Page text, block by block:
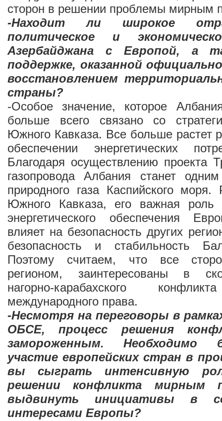
сторон в решении проблемы мирным
-Находит ли широкое
политическое и
Азербайджана с Европой, а
поддержке, оказанной
восстановлением
страны?
-Особое значение, которое
больше всего связано со
Южного Кавказа. Все больше растет
обеспечении энергетических
Благодаря осуществлению проекта
газопровода Албания станет
природного газа Каспийского моря.
Южного Кавказа, его важная роль
энергетического обеспечения
влияет на безопасность других
безопасность и стабильность
Поэтому считаем, что все
регионом, заинтересованы в
нагорно-карабахского
международного права.
-Несмотря на переговоры в
ОБСЕ, процесс решения
замороженным. Необходимо
участие европейских стран в
вы сыграть интенсивную
решении конфликта мирным
выдвинуть инициативы в
интересами Европы?